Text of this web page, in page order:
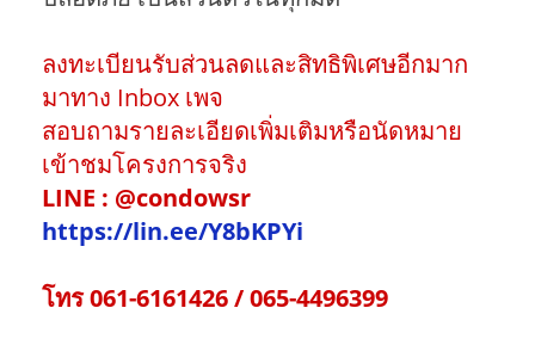
ลงทะเบียนรับส่วนลดและสิทธิพิเศษอีกมาก
มาทาง Inbox เพจ
สอบถามรายละเอียดเพิ่มเติมหรือนัดหมาย
เข้าชมโครงการจริง
LINE : @condowsr
https://lin.ee/Y8bKPYi
โทร 061-6161426 / 065-4496399